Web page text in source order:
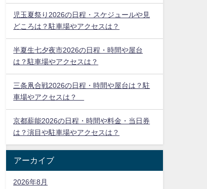
児玉夏祭り2026の日程・スケジュールや見
どころは？駐車場やアクセスは？
半夏生七夕夜市2026の日程・時間や屋台
は？駐車場やアクセスは？
三条凧合戦2026の日程・時間や屋台は？駐
車場やアクセスは？
京都薪能2026の日程・時間や料金・当日券
は？演目や駐車場やアクセスは？
アーカイブ
2026年8月